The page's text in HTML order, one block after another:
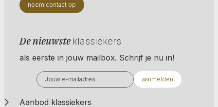
neem contact op
De nieuwste klassiekers
als eerste in jouw mailbox. Schrijf je nu in!
aanmelden
Aanbod klassiekers